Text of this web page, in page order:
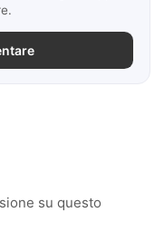
su questo